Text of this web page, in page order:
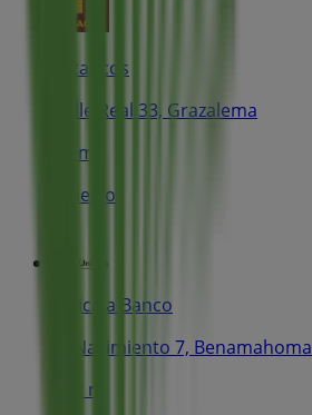
Estancos
Calle Real 33, Grazalema
72 m
Abierto
Unicaja Banco
Cl Nacimiento 7, Benamahoma
132 m